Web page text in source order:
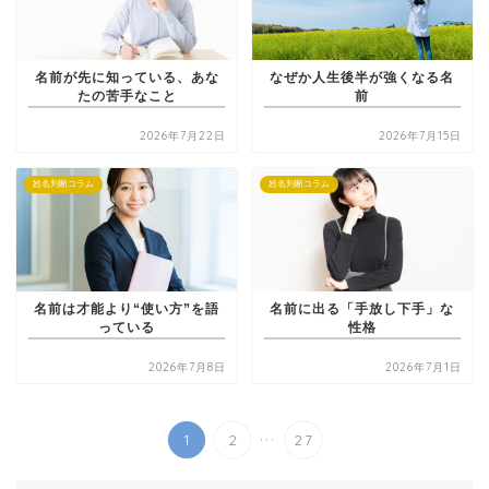
名前が先に知っている、あな
たの苦手なこと
2026年7月22日
なぜか人生後半が強くなる名
前
2026年7月15日
姓名判断コラム
名前は才能より“使い方”を語
っている
2026年7月8日
姓名判断コラム
名前に出る「手放し下手」な
性格
2026年7月1日
1 2 ... 27